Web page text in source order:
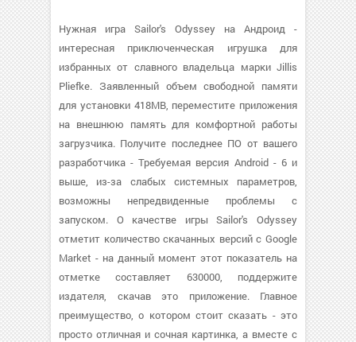
Нужная игра Sailor's Odyssey на Андроид -
интересная приключенческая игрушка для
избранных от славного владельца марки Jillis
Pliefke. Заявленный объем свободной памяти
для установки 418MB, переместите приложения
на внешнюю память для комфортной работы
загрузчика. Получите последнее ПО от вашего
разработчика - Требуемая версия Android - 6 и
выше, из-за слабых системных параметров,
возможны непредвиденные проблемы с
запуском. О качестве игры Sailor's Odyssey
отметит количество скачанных версий с Google
Market - на данный момент этот показатель на
отметке составляет 630000, поддержите
издателя, скачав это приложение. Главное
преимущество, о котором стоит сказать - это
просто отличная и сочная картинка, а вместе с